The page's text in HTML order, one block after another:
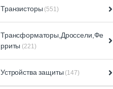
Транзисторы (551)
Трансформаторы,Дроссели,Фе
рриты (221)
Устройства защиты (147)